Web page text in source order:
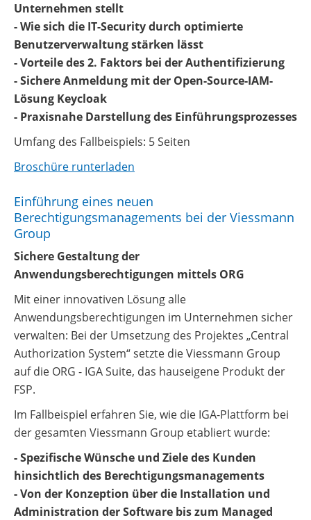
Unternehmen stellt
- Wie sich die IT-Security durch optimierte
Benutzerverwaltung stärken lässt
- Vorteile des 2. Faktors bei der Authentifizierung
- Sichere Anmeldung mit der Open-Source-IAM-
Lösung Keycloak
- Praxisnahe Darstellung des Einführungsprozesses
Umfang des Fallbeispiels: 5 Seiten
Broschüre runterladen
Einführung eines neuen
Berechtigungsmanagements bei der Viessmann
Group
Sichere Gestaltung der
Anwendungsberechtigungen mittels ORG
Mit einer innovativen Lösung alle
Anwendungsberechtigungen im Unternehmen sicher
verwalten: Bei der Umsetzung des Projektes „Central
Authorization System“ setzte die Viessmann Group
auf die ORG - IGA Suite, das hauseigene Produkt der
FSP.
Im Fallbeispiel erfahren Sie, wie die IGA-Plattform bei
der gesamten Viessmann Group etabliert wurde:
- Spezifische Wünsche und Ziele des Kunden
hinsichtlich des Berechtigungsmanagements
- Von der Konzeption über die Installation und
Administration der Software bis zum Managed